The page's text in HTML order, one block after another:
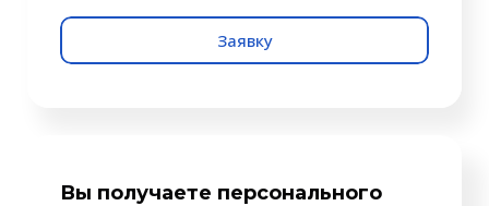
Заявку
Вы получаете персонального